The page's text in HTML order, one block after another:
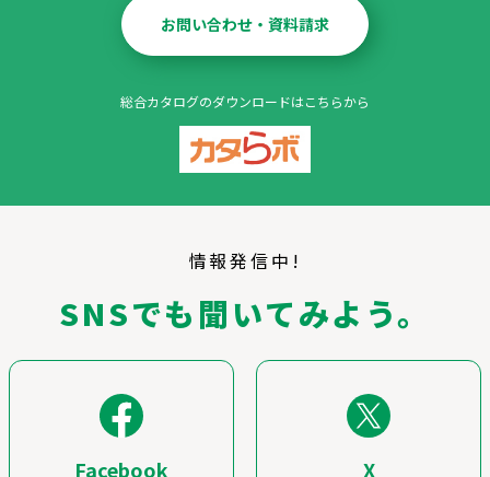
お問い合わせ・資料請求
総合カタログのダウンロードはこちらから
情報発信中!
SNSでも聞いてみよう。
Facebook X